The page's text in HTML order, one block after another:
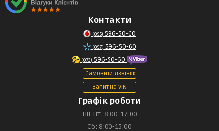
Контакти
(095) 596-50-60
(097) 596-50-60
(073) 596-50-60
Замовити дзвінок
Запит на VIN
Графік роботи
Пн-Пт: 8:00-17:00
Сб: 8:00-15:00